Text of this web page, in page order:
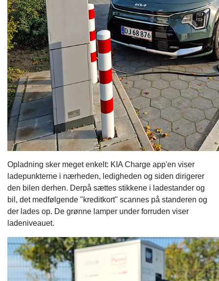
Opladning sker meget enkelt: KIA Charge app'en viser
ladepunkterne i nærheden, ledigheden og siden dirigerer
den bilen derhen. Derpå sættes stikkene i ladestander og
bil, det medfølgende "kreditkort" scannes på standeren og
der lades op. De grønne lamper under forruden viser
ladeniveauet.